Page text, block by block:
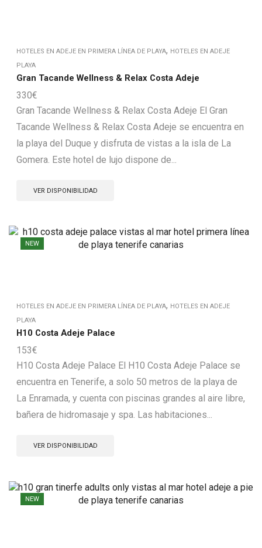
HOTELES EN ADEJE EN PRIMERA LÍNEA DE PLAYA, HOTELES EN ADEJE
PLAYA
Gran Tacande Wellness & Relax Costa Adeje
330€
Gran Tacande Wellness & Relax Costa Adeje El Gran
Tacande Wellness & Relax Costa Adeje se encuentra en
la playa del Duque y disfruta de vistas a la isla de La
Gomera. Este hotel de lujo dispone de...
VER DISPONIBILIDAD
NEW
HOTELES EN ADEJE EN PRIMERA LÍNEA DE PLAYA, HOTELES EN ADEJE
PLAYA
H10 Costa Adeje Palace
153€
H10 Costa Adeje Palace El H10 Costa Adeje Palace se
encuentra en Tenerife, a solo 50 metros de la playa de
La Enramada, y cuenta con piscinas grandes al aire libre,
bañera de hidromasaje y spa. Las habitaciones...
VER DISPONIBILIDAD
NEW